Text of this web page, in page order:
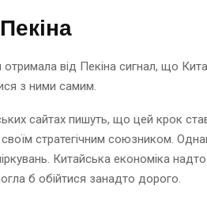
отримала від Пекіна сигнал, що
з ними самим.
сайтах пишуть, що цей крок
стратегічним союзником.
Китайська економіка
б обійтися занадто дорого.